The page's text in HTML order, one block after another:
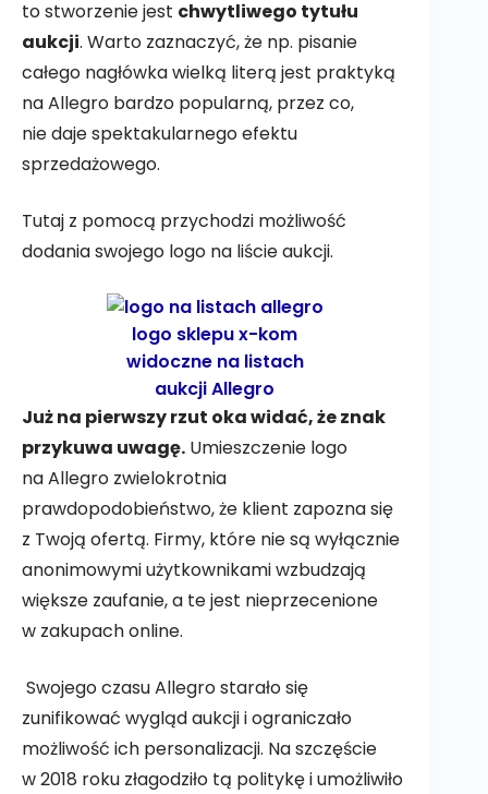
to stworzenie jest chwytliwego tytułu
aukcji. Warto zaznaczyć, że np. pisanie
całego nagłówka wielką literą jest praktyką
na Allegro bardzo popularną, przez co,
nie daje spektakularnego efektu
sprzedażowego.
Tutaj z pomocą przychodzi możliwość
dodania swojego logo na liście aukcji.
logo sklepu x-kom
widoczne na listach
aukcji Allegro
Już na pierwszy rzut oka widać, że znak
przykuwa uwagę. Umieszczenie logo
na Allegro zwielokrotnia
prawdopodobieństwo, że klient zapozna się
z Twoją ofertą. Firmy, które nie są wyłącznie
anonimowymi użytkownikami wzbudzają
większe zaufanie, a te jest nieprzecenione
w zakupach online.
Swojego czasu Allegro starało się
zunifikować wygląd aukcji i ograniczało
możliwość ich personalizacji. Na szczęście
w 2018 roku złagodziło tą politykę i umożliwiło